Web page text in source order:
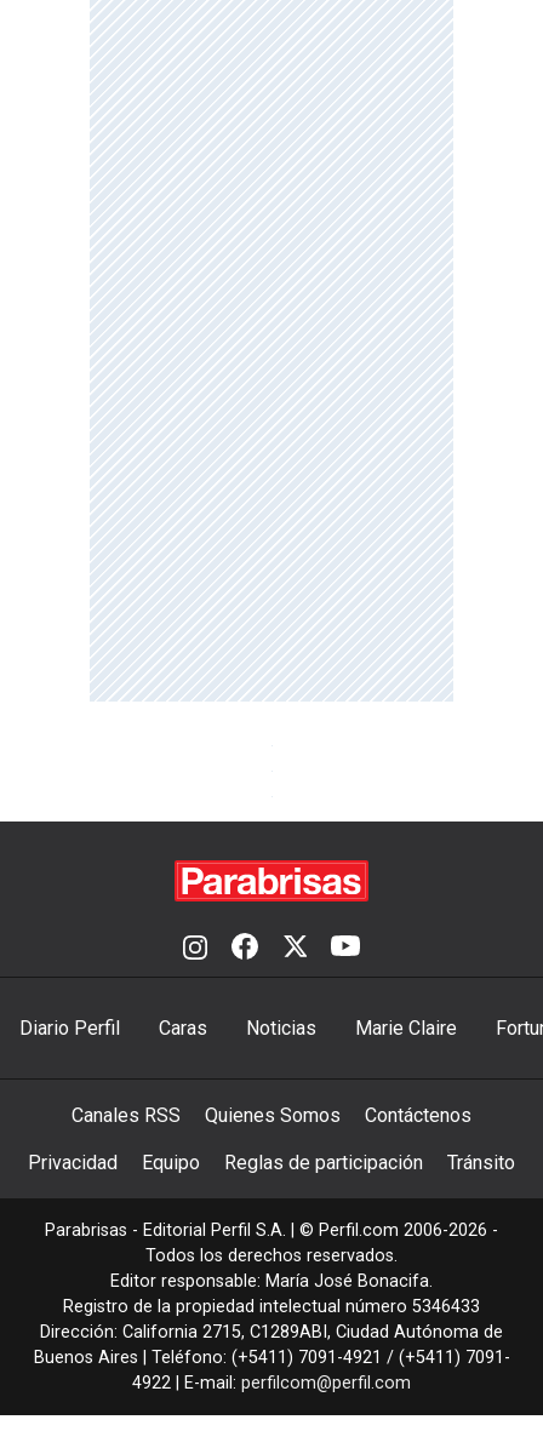
Diario Perfil Caras Noticias Marie Claire
Canales RSS Quienes Somos Contáctenos
Privacidad Equipo Reglas de participación Tránsito
Parabrisas - Editorial Perfil S.A. | © Perfil.com 2006-2026 -
Todos los derechos reservados.
Editor responsable: María José Bonacifa.
Registro de la propiedad intelectual número 5346433
Dirección: California 2715, C1289ABI , Ciudad Autónoma de
Buenos Aires | Teléfono: (+5411) 7091-4921 / (+5411) 7091-
4922 | E-mail: perfilcom@perfil.com